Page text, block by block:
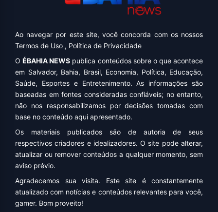
Ao navegar por este site, você concorda com os nossos
Termos de Uso , Política de Privacidade
OÉBAHIA NEWS publica conteúdos sobre o que acontece
em Salvador, Bahia, Brasil, Economia, Política, Educação,
Saúde, Esportes e Entretenimento. As informações são
baseadas em fontes consideradas confiáveis; no entanto,
não nos responsabilizamos por decisões tomadas com
base no conteúdo aqui apresentado.
Os materiais publicados são de autoria de seus
respectivos criadores e idealizadores. O site pode alterar,
atualizar ou remover conteúdos a qualquer momento, sem
aviso prévio.
Agradecemos sua visita. Este site é constantemente
atualizado com notícias e conteúdos relevantes para você,
gamer. Bom proveito!